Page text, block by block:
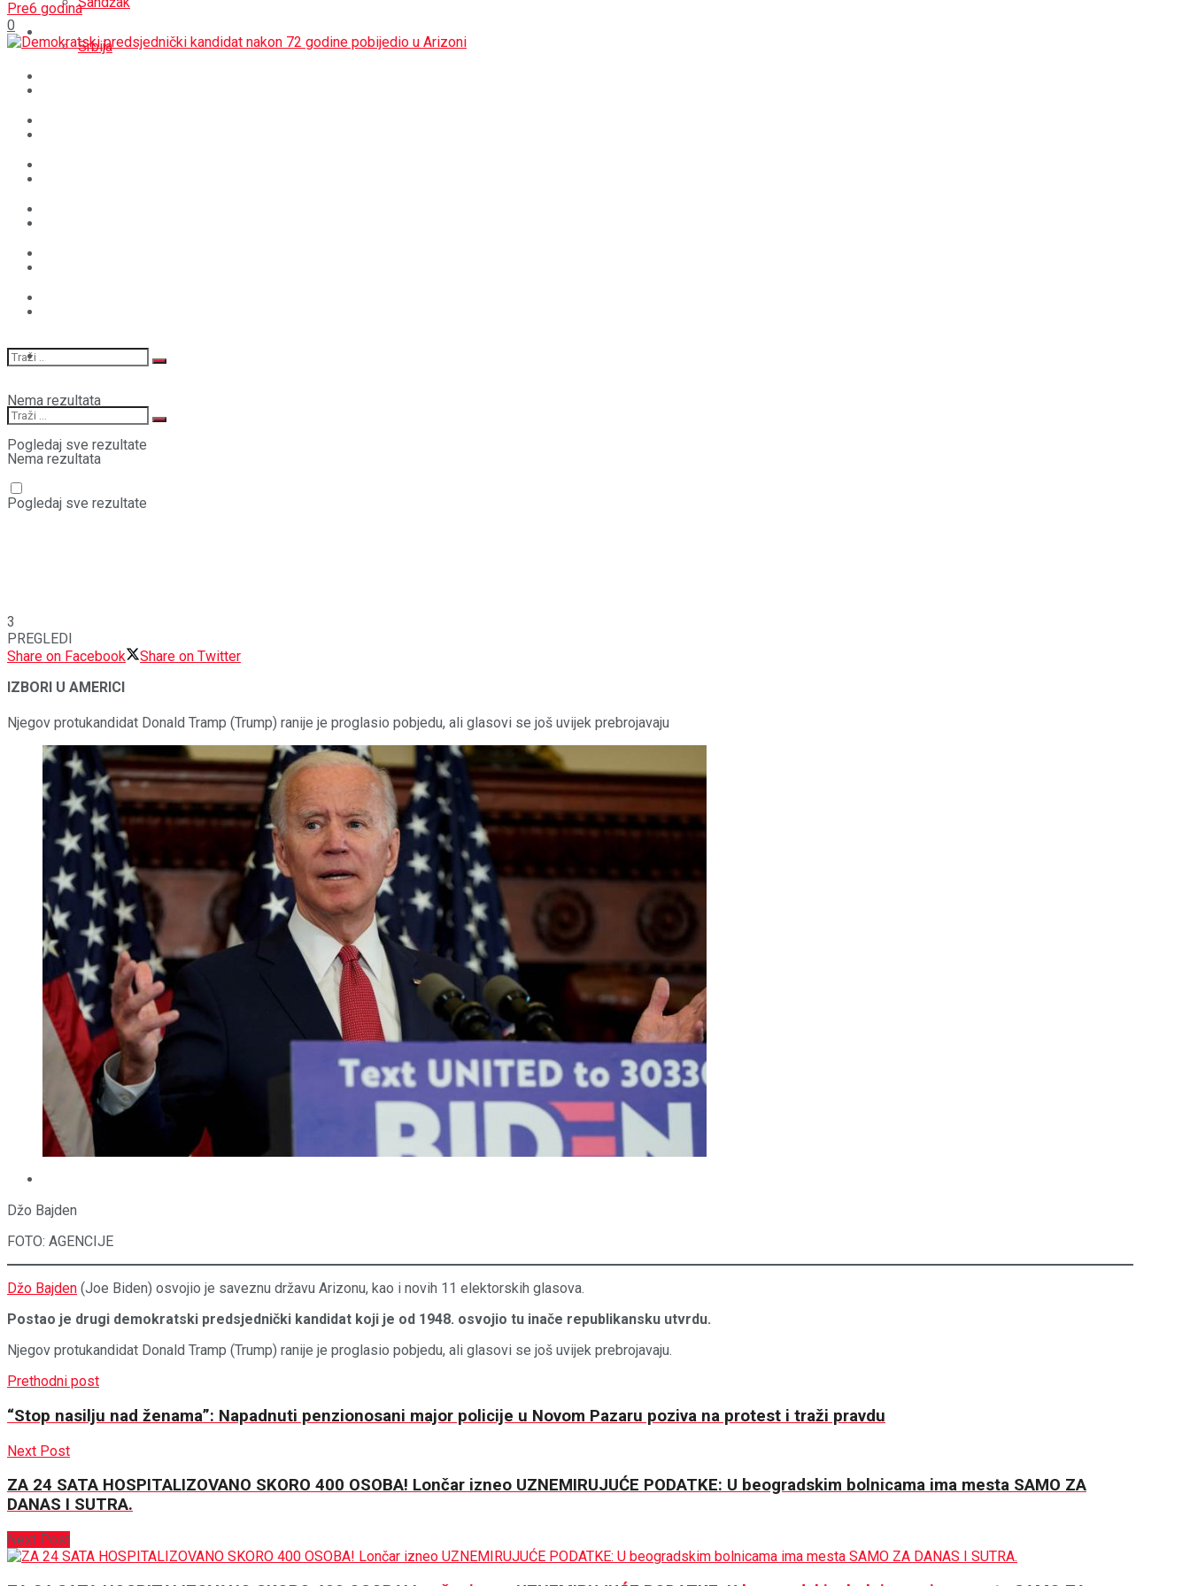
REGIJA
Nema rezultata
Pogledaj sve rezultate
Srbija
SPORT
Nema rezultata
Pogledaj sve rezultate
Pre6 godina
0
3
PREGLEDI
Share on Facebook
Share on Twitter
IZBORI U AMERICI
Njegov protukandidat Donald Tramp (Trump) ranije je proglasio pobjedu, ali glasovi se još uvijek prebrojavaju
Džo Bajden
FOTO: AGENCIJE
Džo Bajden (Joe Biden) osvojio je saveznu državu Arizonu, kao i novih 11 elektorskih glasova.
Postao je drugi demokratski predsjednički kandidat koji je od 1948. osvojio tu inače republikansku utvrdu.
Njegov protukandidat Donald Tramp (Trump) ranije je proglasio pobjedu, ali glasovi se još uvijek prebrojavaju.
Prethodni post
“Stop nasilju nad ženama”: Napadnuti penzionosani major policije u Novom Pazaru poziva na protest i traži pravdu
Next Post
ZA 24 SATA HOSPITALIZOVANO SKORO 400 OSOBA! Lončar izneo UZNEMIRUJUĆE PODATKE: U beogradskim bolnicama ima mesta SAMO ZA
DANAS I SUTRA.
Next Post